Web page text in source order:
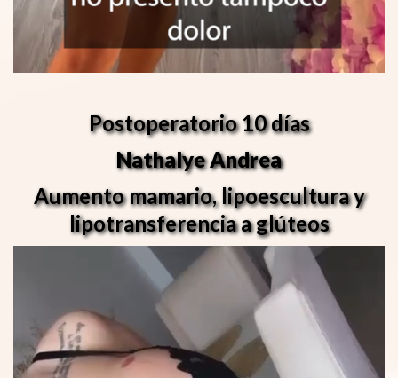
Postoperatorio 10 días
Nathalye Andrea
Aumento mamario, lipoescultura y
lipotransferencia a glúteos